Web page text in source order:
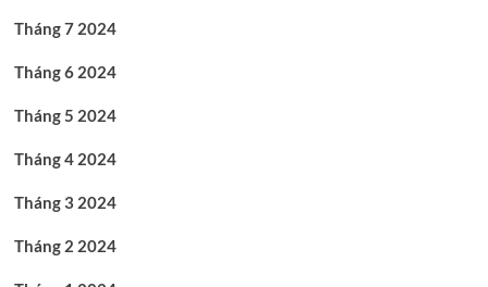
Tháng 7 2024
Tháng 6 2024
Tháng 5 2024
Tháng 4 2024
Tháng 3 2024
Tháng 2 2024